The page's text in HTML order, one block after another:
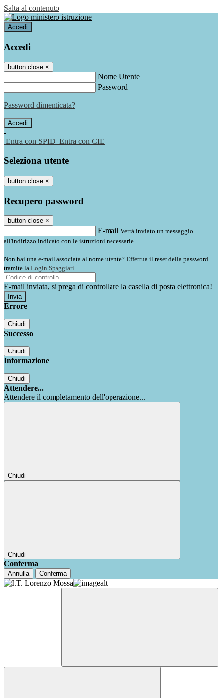
Salta al contenuto
Accedi
Accedi
button close ×
Nome Utente
Password
Password dimenticata?
-
Entra con SPID Entra con CIE
Seleziona utente
button close ×
Recupero password
button close ×
E-mail Verrà inviato un messaggio
all'indirizzo indicato con le istruzioni necessarie.
Non hai una e-mail associata al nome utente? Effettua il reset della password
tramite la Login Spaggiari
E-mail inviata, si prega di controllare la casella di posta elettronica!
Errore
Chiudi
Successo
Chiudi
Informazione
Chiudi
Attendere...
Attendere il completamento dell'operazione...
Chiudi
Chiudi
Conferma
Annulla Conferma